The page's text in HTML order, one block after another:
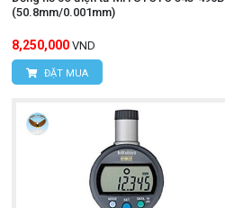
(50.8mm/0.001mm)
8,250,000 VND
ĐẶT MUA